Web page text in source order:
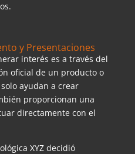
y Presentaciones
interés es a través del
oficial de un producto o
ayudan a crear
proporcionan una
directamente con el
XYZ decidió